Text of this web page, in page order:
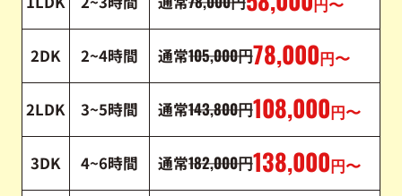
円〜
2DK 2~4時間 通常105,000円78,000 円〜
2LDK 3~5時間 通常143,800円108,000 円〜
3DK 4~6時間 通常182,000円138,000 円〜